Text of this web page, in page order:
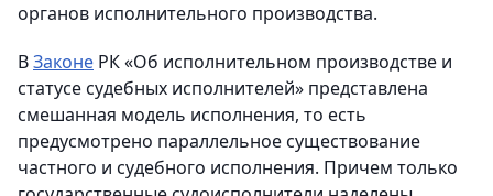
органов исполнительного производства.
ВЗаконе РК «Об исполнительном производстве и
статусе судебных исполнителей» представлена
смешанная модель исполнения, то есть
предусмотрено параллельное существование
частного и судебного исполнения. Причем только